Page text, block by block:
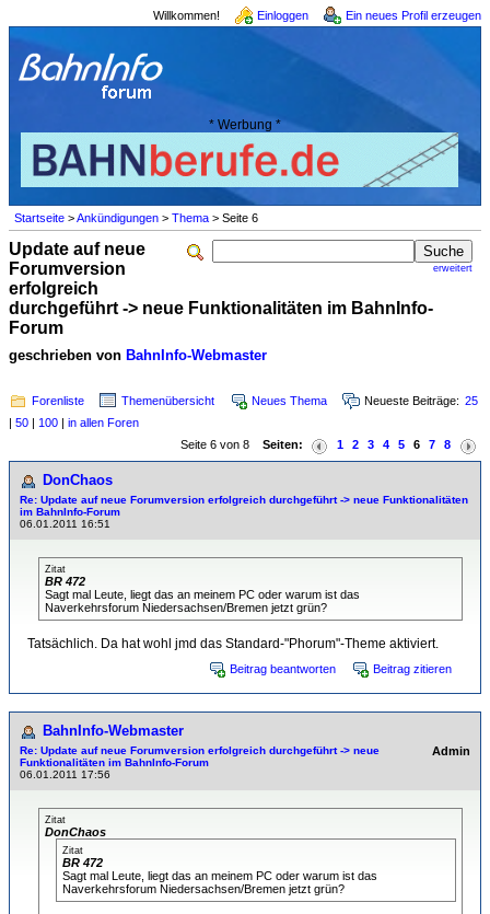
Willkommen! Einloggen Ein neues Profil erzeugen
* Werbung *
Startseite >Ankündigungen > Thema > Seite 6
erweitert
Update auf neue
Forumversion
erfolgreich
durchgeführt -> neue Funktionalitäten im BahnInfo-
Forum
geschrieben von BahnInfo-Webmaster
Forenliste Themenübersicht Neues Thema Neueste Beiträge: 25
| 50 | 100 | in allen Foren
Seite 6 von 8 Seiten: 1 2 3 4 5 6 7 8
DonChaos
Re: Update auf neue Forumversion erfolgreich durchgeführt -> neue Funktionalitäten
im BahnInfo-Forum
06.01.2011 16:51
Zitat
BR 472
Sagt mal Leute, liegt das an meinem PC oder warum ist das
Naverkehrsforum Niedersachsen/Bremen jetzt grün?
Tatsächlich. Da hat wohl jmd das Standard-"Phorum"-Theme aktiviert.
Beitrag beantworten Beitrag zitieren
BahnInfo-Webmaster
Re: Update auf neue Forumversion erfolgreich durchgeführt -> neue
Funktionalitäten im BahnInfo-Forum
06.01.2011 17:56
Admin
Zitat
DonChaos
Zitat
BR 472
Sagt mal Leute, liegt das an meinem PC oder warum ist das
Naverkehrsforum Niedersachsen/Bremen jetzt grün?